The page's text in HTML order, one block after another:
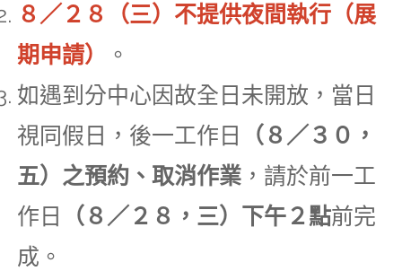
８／２８（三）不提供夜間執行（展
期申請）
。
如遇到分中心因故全日未開放，當日
視同假日，後一工作日
（８／３０，
五）之預約、取消作業，請於前一工
作日
（８／２８，三）下午２點前完
成。